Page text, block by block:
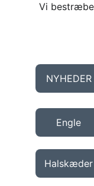
Vi
Engle
Halskæder
NYHEDER